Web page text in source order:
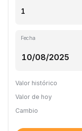
Fecha
Valor histórico
Valor de hoy
Cambio